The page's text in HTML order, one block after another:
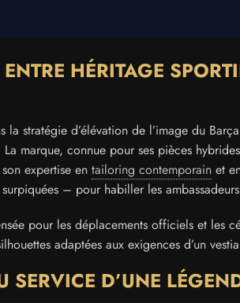
HÉRITAGE
la stratégie d’élévation de l’image du
La marque, connue pour ses pièces
expertise en tailoring contemporainet
– pour habiller les
pour les déplacements officiels et les
adaptées aux exigences d’un
SERVICE D’UNE